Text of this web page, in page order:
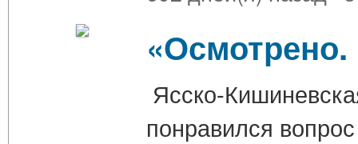
Ясско-
понравился